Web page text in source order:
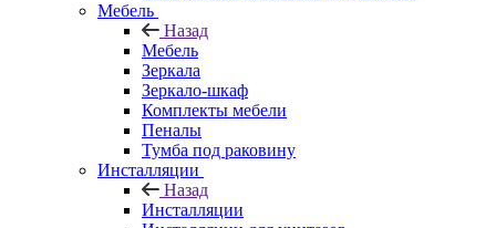
Мебель
Назад
Мебель
Зеркала
Зеркало-шкаф
Комплекты мебели
Пеналы
Тумба под раковину
Инсталляции
Назад
Инсталляции